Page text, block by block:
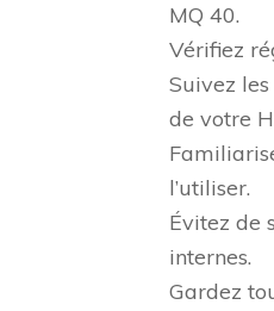
MQ 40.
Vérifiez
Suivez
de votre
l’utiliser.
Évitez de
internes.
Gardez